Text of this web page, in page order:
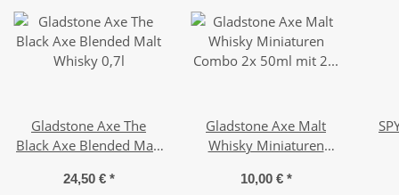
Gladstone Axe The
Black Axe Blended Malt
24,50 € *
Gladstone Axe Malt
Whisky Miniaturen
Gläser
10,00 € *